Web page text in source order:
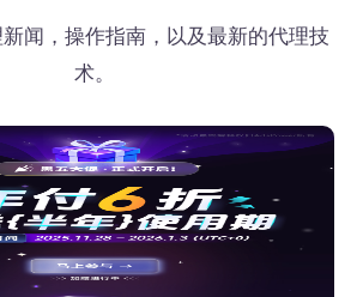
闻，操作指南，以及最新的代理技
术。